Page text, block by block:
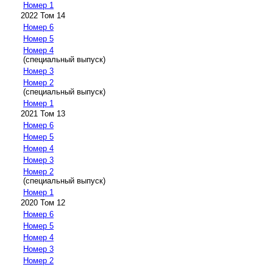
Номер 1
2022 Том 14
Номер 6
Номер 5
Номер 4
(специальный выпуск)
Номер 3
Номер 2
(специальный выпуск)
Номер 1
2021 Том 13
Номер 6
Номер 5
Номер 4
Номер 3
Номер 2
(специальный выпуск)
Номер 1
2020 Том 12
Номер 6
Номер 5
Номер 4
Номер 3
Номер 2